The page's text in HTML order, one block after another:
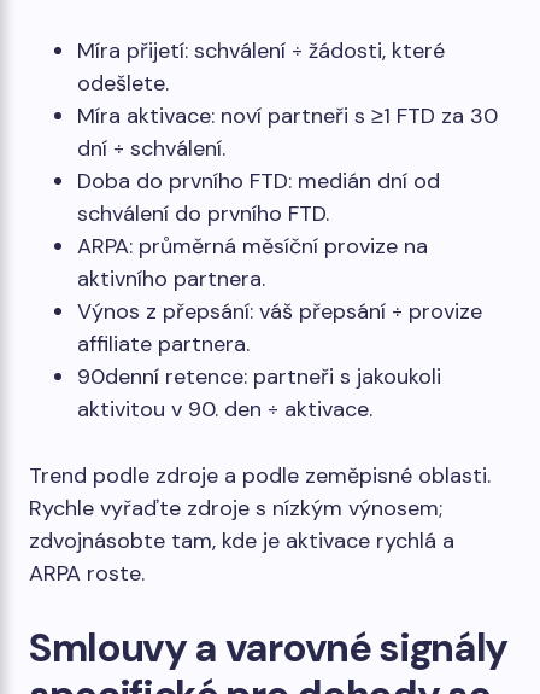
Míra přijetí: schválení ÷ žádosti, které
odešlete.
Míra aktivace: noví partneři s ≥1 FTD za 30
dní ÷ schválení.
Doba do prvního FTD: medián dní od
schválení do prvního FTD.
ARPA: průměrná měsíční provize na
aktivního partnera.
Výnos z přepsání: váš přepsání ÷ provize
affiliate partnera.
90denní retence: partneři s jakoukoli
aktivitou v 90. den ÷ aktivace.
Trend podle zdroje a podle zeměpisné oblasti.
Rychle vyřaďte zdroje s nízkým výnosem;
zdvojnásobte tam, kde je aktivace rychlá a
ARPA roste.
Smlouvy a varovné signály